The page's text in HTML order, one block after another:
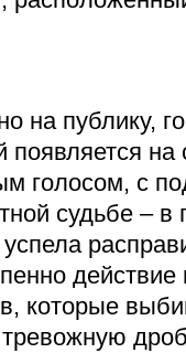
на публику,
на
голосом, с
судьбе – в
действие
которые